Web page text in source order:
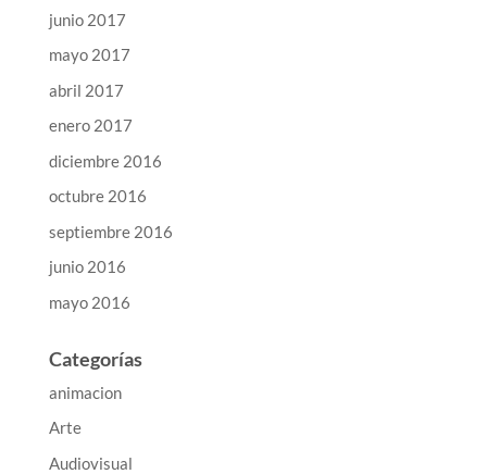
junio 2017
mayo 2017
abril 2017
enero 2017
diciembre 2016
octubre 2016
septiembre 2016
junio 2016
mayo 2016
Categorías
animacion
Arte
Audiovisual